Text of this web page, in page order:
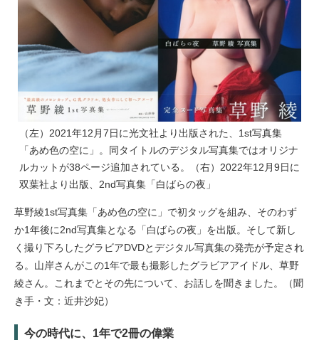
（左）2021年12月7日に光文社より出版された、1st写真集
「あめ色の空に」。同タイトルのデジタル写真集ではオリジナ
ルカットが38ページ追加されている。（右）2022年12月9日に
双葉社より出版、2nd写真集「白ばらの夜」
草野綾1st写真集「あめ色の空に」で初タッグを組み、そのわず
か1年後に2nd写真集となる「白ばらの夜」を出版。そして新し
く撮り下ろしたグラビアDVDとデジタル写真集の発売が予定され
る。山岸さんがこの1年で最も撮影したグラビアアイドル、草野
綾さん。これまでとその先について、お話しを聞きました。（聞
き手・文：近井沙妃）
今の時代に、1年で2冊の偉業